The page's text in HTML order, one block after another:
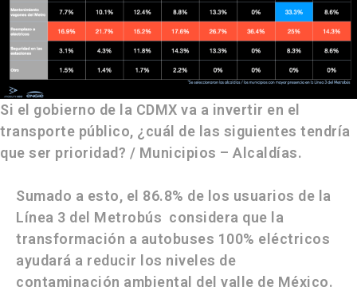
Si el gobierno de la CDMX va a invertir en el
transporte público, ¿cuál de las siguientes tendría
que ser prioridad? / Municipios – Alcaldías.
Sumado a esto, el 86.8% de los usuarios de la
Línea 3 del Metrobús considera que la
transformación a autobuses 100% eléctricos
ayudará a reducir los niveles de
contaminación ambiental del valle de México.